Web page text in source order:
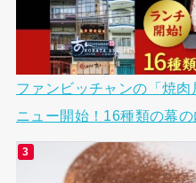
ファンビッチャンの「焼
ニュー開始！16種類の幕